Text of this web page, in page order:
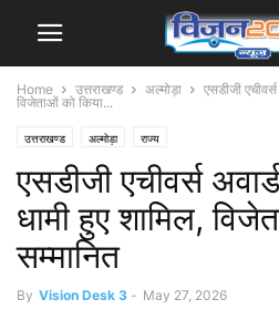
Home उत्तराखण्ड अल्मोड़ा
एसडीजी
विजेताओं को किया...
उत्तराखण्ड अल्मोड़ा राज्य
एसडीजी एचीवर्स
धामी हुए शामिल,
सम्मानित
By Vision Desk 3 - May 27, 2026